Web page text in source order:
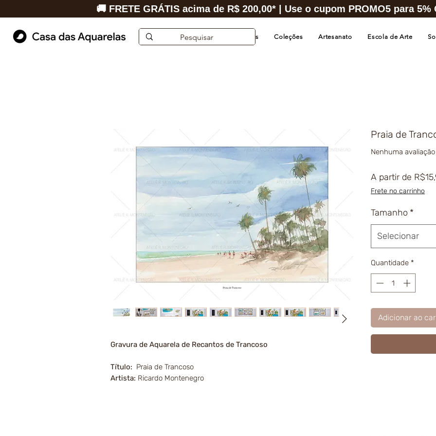
Aquarelas de Cidades Coleções Artesanato Escola de Arte
🚚 FRETE GRÁTIS acima de R$ 200,00* | Use o cupom PROMO5 para
Gravura de Aquarela de Recantos de Trancoso
Título: Praia de Trancoso
Artista: Ricardo Montenegro
Praia de
Nenhuma avaliação
A partir de
Frete no carrinho
Tamanho *
Selecionar
Quantidade *
Adicionar ao